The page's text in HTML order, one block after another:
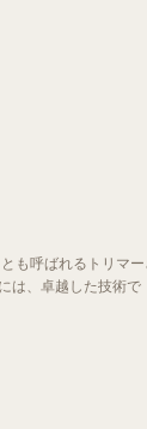
、卓越した技術で